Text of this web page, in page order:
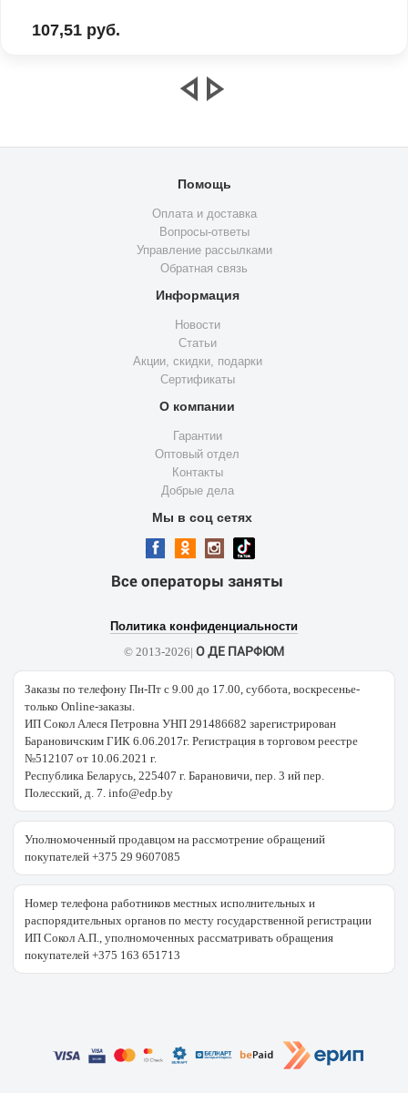
107,51 руб.
Помощь
Оплата и доставка
Вопросы-ответы
Управление рассылками
Обратная связь
Информация
Новости
Статьи
Акции, скидки, подарки
Сертификаты
О компании
Гарантии
Оптовый отдел
Контакты
Добрые дела
Мы в соц сетях
Все операторы заняты
Политика конфиденциальности
© 2013-2026| О ДЕ ПАРФЮМ
Заказы по телефону Пн-Пт с 9.00 до 17.00, суббота, воскресенье-
только Online-заказы.
ИП Сокол Алеся Петровна УНП 291486682 зарегистрирован
Барановичским ГИК 6.06.2017г. Регистрация в торговом реестре
№512107 от 10.06.2021 г.
Республика Беларусь, 225407 г. Барановичи, пер. 3 ий пер.
Полесский, д. 7. info@edp.by
Уполномоченный продавцом на рассмотрение обращений
покупателей +375 29 9607085
Номер телефона работников местных исполнительных и
распорядительных органов по месту государственной регистрации
ИП Сокол А.П., уполномоченных рассматривать обращения
покупателей +375 163 651713